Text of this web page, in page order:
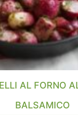
AL FORNO
BALSAMICO